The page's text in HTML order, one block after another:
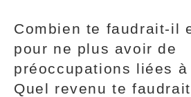
Combien te faudrait-il
pour ne plus avoir de
préoccupations liées à
Quel revenu te